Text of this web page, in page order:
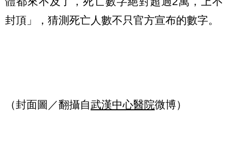
封頂」，猜測死亡人數不只官方宣布的數字。
（封面圖／翻攝自武漢中心醫院微博）